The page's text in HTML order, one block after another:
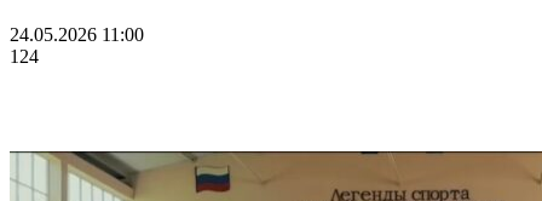
24.05.2026 11:00
124